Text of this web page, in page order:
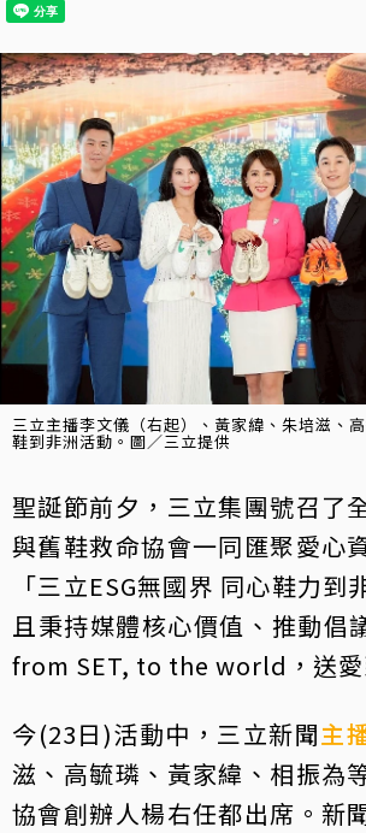
三立主播李文儀（右起）、黃家緯、朱培滋、
鞋到非洲活動。圖／三立提供
聖誕節前夕，三立集團號召了
與舊鞋救命協會一同匯聚愛心
「三立ESG無國界 同心鞋力到
且秉持媒體核心價值、推動倡
from SET, to the world，送愛
今(23日)活動中，三立新聞主
滋、高毓璘、黃家緯、相振為
協會創辦人楊右任都出席。新